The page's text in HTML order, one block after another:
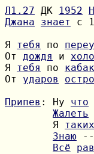
Л1.27 ДК 1952
Джана
знает
с
Я тебя по
От дождя и
Я тебя по
От ударов
Припев : Ну что
Жалеть
        Я
таких
Знаю
Всё